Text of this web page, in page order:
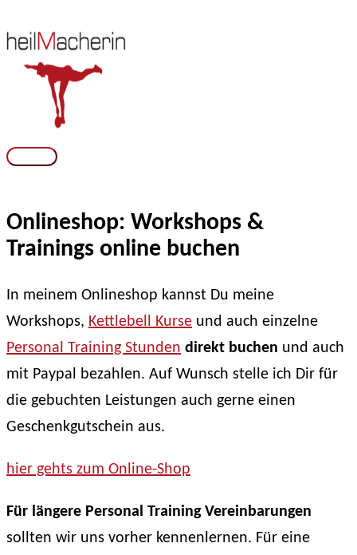
Inhalt
springen
Hauptmenü
Onlineshop: Workshops &
Trainings online buchen
In meinem Onlineshop kannst Du meine
Workshops, Kettlebell Kurse und auch einzelne
Personal Training Stunden direkt buchen und auch
mit Paypal bezahlen. Auf Wunsch stelle ich Dir für
die gebuchten Leistungen auch gerne einen
Geschenkgutschein aus.
hier gehts zum Online-Shop
Für längere Personal Training Vereinbarungen
sollten wir uns vorher kennenlernen. Für eine